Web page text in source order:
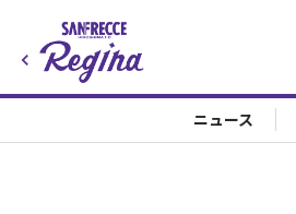
ニュース